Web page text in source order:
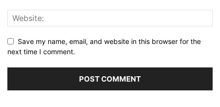
Save my name, email, and website in this browser for the
next time I comment.